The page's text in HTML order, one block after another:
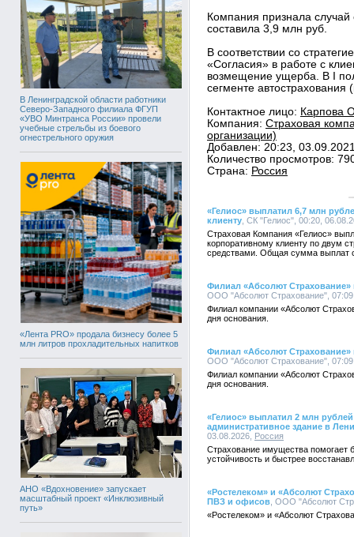
В Ленинградской области работники
Северо-Западного филиала ФГУП
«УВО Минтранса России» провели
учебные стрельбы из боевого
огнестрельного оружия
«Лента PRO» продала бизнесу более 5
млн литров прохладительных напитков
АНО «Вдохновение» запускает
масштабный проект «Инклюзивный
путь»
Компания признала
составила 3,9 млн руб.
В соответствии со
«Согласия» в работе с
возмещение ущерба. В I
сегменте
Контактное лицо: Карпова
Компания: Страховая
организации)
Добавлен: 20:23,
Количество просмотров:
Страна: Россия
«Гелиос» выплатил 6,7 млн
клиенту , СК "Гелиос", 00:20,
Страховая Компания «Гелиос»
корпоративному клиенту по двум
средствами. Общая сумма выплат
Филиал «Абсолют Страхование»
ООО "Абсолют Страхование",
Филиал компании «Абсолют
дня основания.
Филиал «Абсолют Страхование»
ООО "Абсолют Страхование",
Филиал компании «Абсолют
дня основания.
«Гелиос» выплатил 2 млн
административное здание в
03.08.2026, Россия
Страхование имущества помогает
устойчивость и быстрее
«Ростелеком» и «Абсолют
ПВЗ и офисов , ООО "Абсолют
«Ростелеком» и «Абсолют